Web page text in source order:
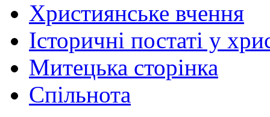
Християнське вчення
Історичні постаті у
Митецька сторінка
Спільнота